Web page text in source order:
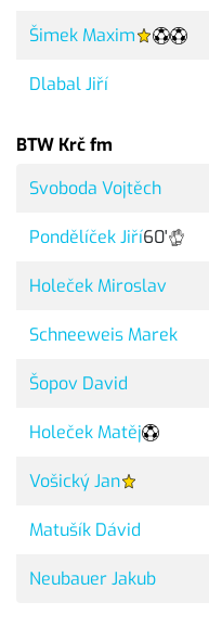
Šimek Maxim
Dlabal Jiří
BTW Krč fm
Svoboda Vojtěch
Pondělíček Jiří60'
Holeček Miroslav
Schneeweis Marek
Šopov David
Holeček Matěj
Vošický Jan
Matušík Dávid
Neubauer Jakub